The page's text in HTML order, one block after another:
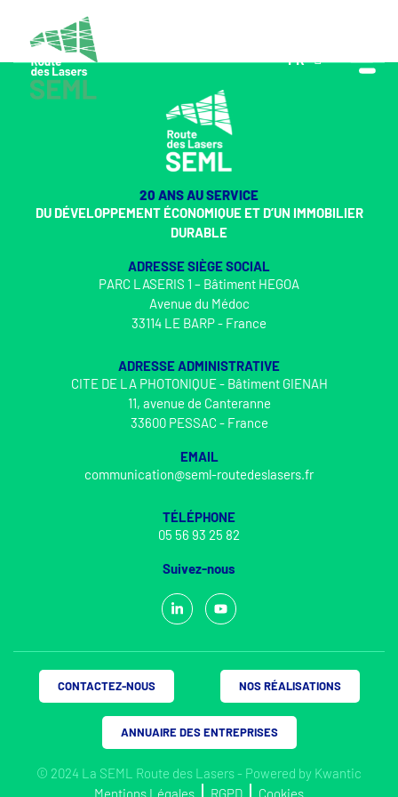
FR
EN
20 ANS AU SERVICE
DU DÉVELOPPEMENT ÉCONOMIQUE ET D’UN IMMOBILIER
DURABLE
ADRESSE SIÈGE SOCIAL
PARC LASERIS 1 – Bâtiment HEGOA
Avenue du Médoc
33114 LE BARP - France
ADRESSE ADMINISTRATIVE
CITE DE LA PHOTONIQUE - Bâtiment GIENAH
11, avenue de Canteranne
33600 PESSAC - France
EMAIL
communication@seml-routedeslasers.fr
TÉLÉPHONE
05 56 93 25 82
Suivez-nous
© 2024 La SEML Route des Lasers - Powered by Kwantic
Mentions Légales
RGPD Cookies
CONTACTEZ-NOUS NOS RÉALISATIONS
ANNUAIRE DES ENTREPRISES